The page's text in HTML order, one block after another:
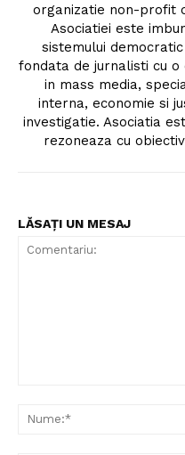
organizatie non-profit
Asociatiei este
sistemului
fondata de jurnalisti cu
in mass media,
interna, economie si
investigatie. Asociatia
rezoneaza cu
LĂSAȚI UN MESAJ